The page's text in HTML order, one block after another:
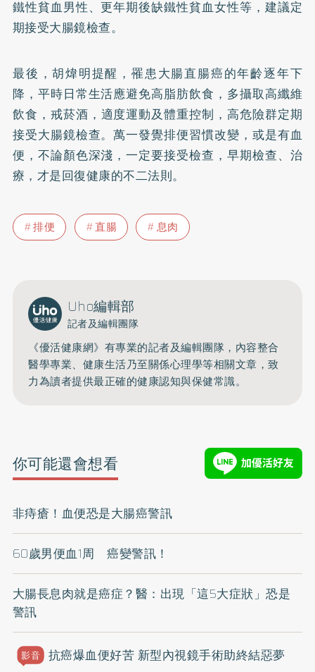
鐵性貧血男性、更年期後缺鐵性貧血女性等，建議定
期接受大腸鏡檢查。
最後，胡煒明提醒，罹患大腸直腸癌的年齡逐年下
降，平時日常生活應避免高脂肪飲食，多攝取高纖維
飲食， 戒菸酒，適度運動及體重控制，高危險群定期
接受大腸鏡檢查。萬一發覺排便習慣改變，或是有血
便，不論顏色深淺，一定要接受檢查，早期檢查、治
療，才是回復健康的不二法則。
排便 直腸 息肉
Uho編輯部
記者及編輯團隊
《優活健康網》有專業的記者及編輯團隊，內容整合
醫學專業、健康生活乃至關係心理學等相關文章，致
力為讀者提供最正確的健康認知與保健常識。
你可能還會想看
非痔瘡！血便恐是大腸癌警訊
60歲男便血1周 癌變警訊！
大腸長息肉就是癌症？醫：出現「這5大症狀」恐是
警訊
影音 抗癌爆血便好苦 新型內視鏡手術助終結惡夢